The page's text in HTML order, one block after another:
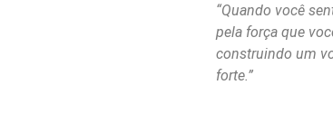
“Quando você
pela força que
construindo um
forte.”